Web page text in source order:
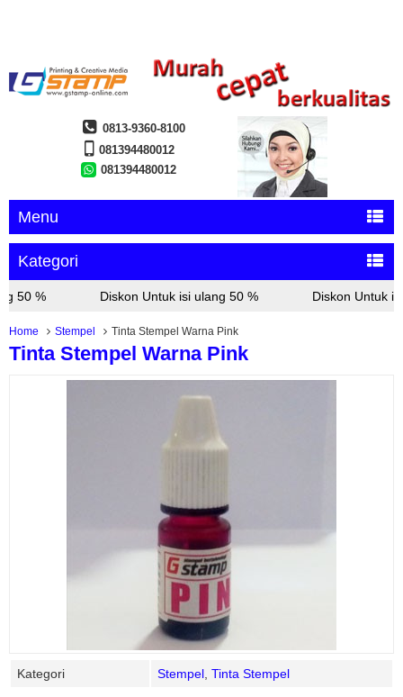
0813-9360-8100
081394480012
081394480012
Menu
Kategori
50 % Diskon Untuk isi ulang 50 % Diskon Untuk isi
Home Stempel Tinta Stempel Warna Pink
Tinta Stempel Warna Pink
Kategori Stempel Tinta Stempel